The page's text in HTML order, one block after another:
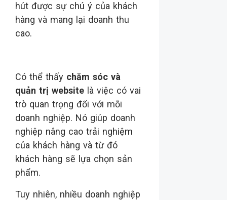
hút được sự chú ý của khách
hàng và mang lại doanh thu
cao.
Có thể thấy chăm sóc và
quản trị website là việc có vai
trò quan trọng đối với mỗi
doanh nghiệp. Nó giúp doanh
nghiệp nâng cao trải nghiệm
của khách hàng và từ đó
khách hàng sẽ lựa chọn sản
phẩm.
Tuy nhiên, nhiều doanh nghiệp